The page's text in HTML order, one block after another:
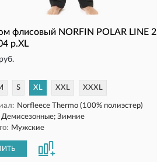
флисовый NORFIN POLAR LINE 2
р.XL
S XL XXL XXXL
Norfleece Thermo (100% полиэстер)
Демисезонные; Зимние
Мужские